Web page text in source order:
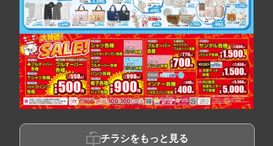
チラシをもっと見る